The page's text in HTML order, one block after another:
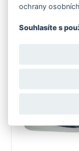
od 49 Kč
ochrany
Souhlasíte s